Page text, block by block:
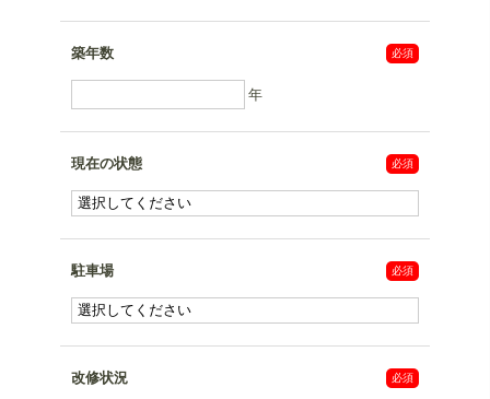
築年数
年
現在の状態
駐車場
改修状況